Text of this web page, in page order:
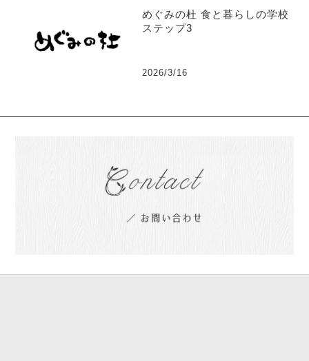
めぐみの杜 食と暮らしの学校
ステップ3
2026/3/16